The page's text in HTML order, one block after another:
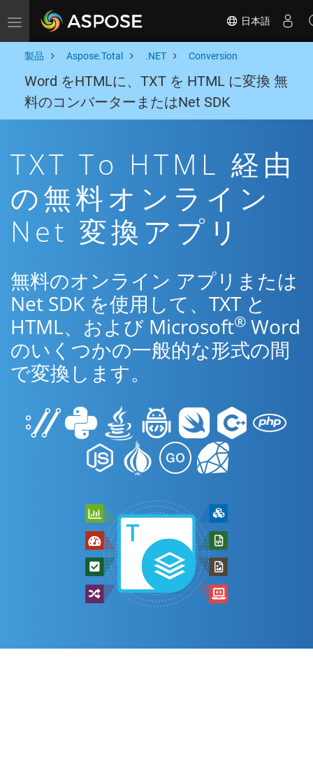
Toggle navigation 日本語
製品 Aspose.Total .NET Conversion
Word をHTMLに、TXT を HTML に変換 無
料のコンバーターまたはNet SDK
TXT To HTML 経由
の無料オンライン
Net 変換アプリ
無料のオンライン アプリまたは
Net SDK を使用して、TXT と
HTML、および Microsoft® Word
のいくつかの一般的な形式の間
で変換します。